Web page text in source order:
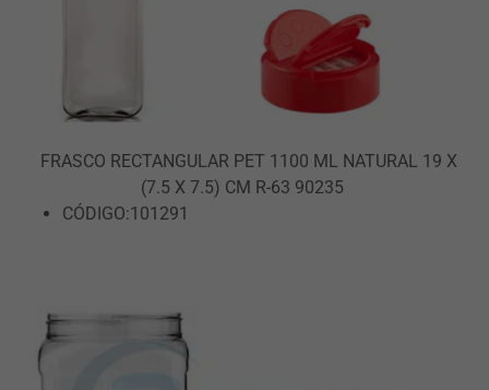
FRASCO RECTANGULAR PET 1100 ML NATURAL 19 X
(7.5 X 7.5) CM R-63 90235
CÓDIGO:101291